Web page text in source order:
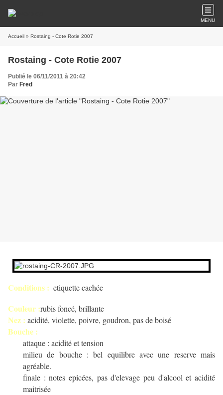
MENU
Accueil » Rostaing - Cote Rotie 2007
Rostaing - Cote Rotie 2007
Publié le 06/11/2011 à 20:42
Par Fred
Conditions : etiquette cachée
Couleur :rubis foncé, brillante
Nez : acidité, violette, poivre, goudron, pas de boisé
Bouche :
attaque : acidité et tension
milieu de bouche : bel equilibre avec une reserve mais
agréable.
finale : notes epicées, pas d'elevage peu d'alcool et acidité
maitrisée